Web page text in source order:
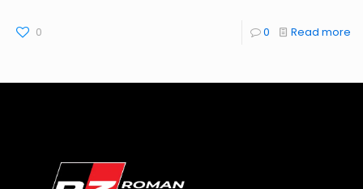
0 0 Read more